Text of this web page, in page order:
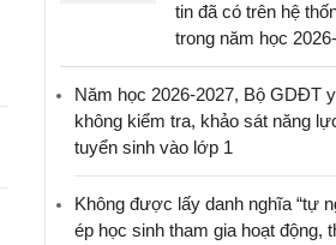
tin đã có trên hệ
trong năm học
Năm học 2026-2027, Bộ GDĐT
không kiểm tra, khảo sát năng
tuyển sinh vào lớp 1
Không được lấy danh nghĩa “tự
ép học sinh tham gia hoạt động,